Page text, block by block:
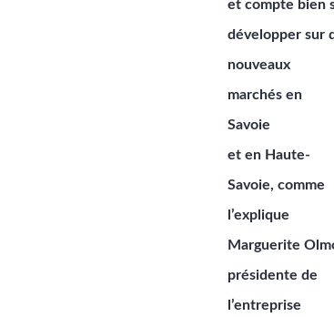
et compte bien
développer sur
nouveaux
marchés en
Savoie
et en Haute-
Savoie, comme
l’explique
Marguerite
présidente de
l’entreprise